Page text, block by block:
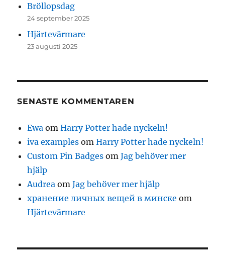
Bröllopsdag
24 september 2025
Hjärtevärmare
23 augusti 2025
SENASTE KOMMENTAREN
Ewa omHarry Potter hade nyckeln!
iva examples omHarry Potter hade nyckeln!
Custom Pin Badges omJag behöver mer
hjälp
Audrea omJag behöver mer hjälp
хранение личных вещей в минске om
Hjärtevärmare